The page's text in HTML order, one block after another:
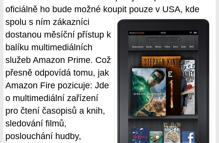
oficiálně ho bude možné koupit pouze v USA, kde
spolu s ním zákazníci
dostanou měsíční přístup k
balíku multimediálních
služeb Amazon Prime. Což
přesně odpovídá tomu, jak
Amazon Fire pozicuje: Jde
o multimediální zařízení
pro čtení časopisů a knih,
sledování filmů,
poslouchání hudby,